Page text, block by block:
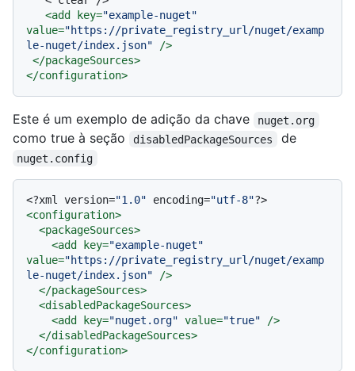
<add key="example-nuget"
value="https://private_registry_url/nuget/examp
le-nuget/index.json" />
</packageSources>
</configuration>
Este é um exemplo de adição da chave nuget.org
como true à seção disabledPackageSources de
nuget.config
<?xml version="1.0" encoding="utf-8"?>
<configuration>
<packageSources>
<add key="example-nuget"
value="https://private_registry_url/nuget/examp
le-nuget/index.json" />
</packageSources>
<disabledPackageSources>
<add key="nuget.org" value="true" />
</disabledPackageSources>
</configuration>